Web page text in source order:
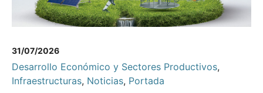
31/07/2026
Desarrollo Económico y Sectores Productivos,
Infraestructuras, Noticias, Portada